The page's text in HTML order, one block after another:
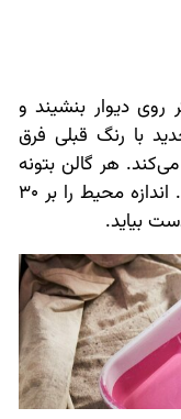
روی دیوار بنشیند و
با رنگ قبلی فرق
هر گالن بتونه
به اندازه 15 تا 30 متر پوشش دهی دارد. اندازه محیط را بر 30
بیاید.